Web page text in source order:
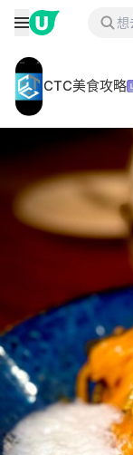
CTC美食攻略